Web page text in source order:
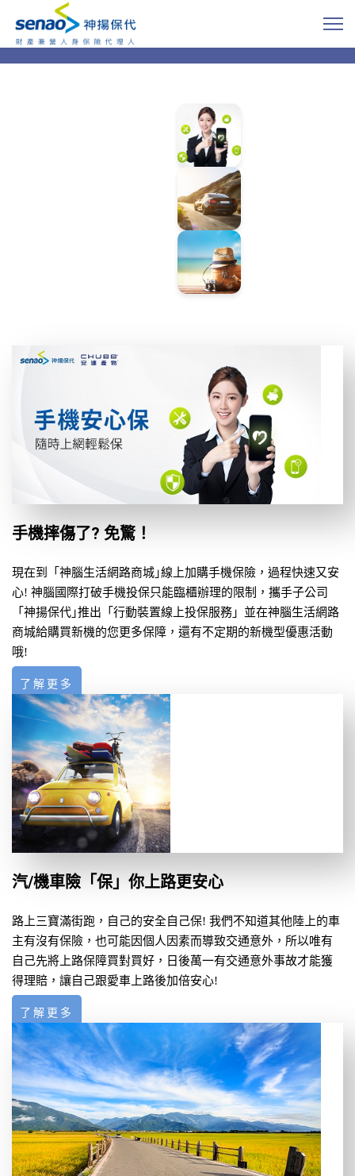
手機摔傷了? 免驚！
現在到「神腦生活網路商城｣線上加購手機保險，過程快速又安
心! 神腦國際打破手機投保只能臨櫃辦理的限制，攜手子公司
「神揚保代｣推出「行動裝置線上投保服務」並在神腦生活網路
商城給購買新機的您更多保障，還有不定期的新機型優惠活動
哦!
了解更多
汽/機車險「保」你上路更安心
路上三寶滿街跑，自己的安全自己保! 我們不知道其他陸上的車
主有沒有保險，也可能因個人因素而導致交通意外，所以唯有
自己先將上路保障買對買好，日後萬一有交通意外事故才能獲
得理賠，讓自己跟愛車上路後加倍安心!
了解更多